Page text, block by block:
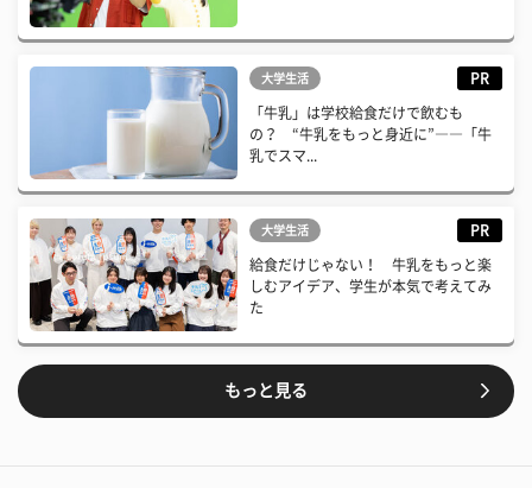
大学生活 PR
「牛乳」は学校給食だけで飲むも
の？ “牛乳をもっと身近に”――「牛
乳でスマ...
大学生活 PR
給食だけじゃない！ 牛乳をもっと楽
しむアイデア、学生が本気で考えてみ
た
もっと見る